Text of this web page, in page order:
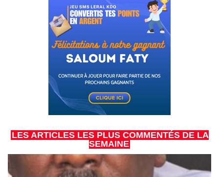
LES ARTICLES LES PLUS COMMENTÉS DE LA
SEMAINE